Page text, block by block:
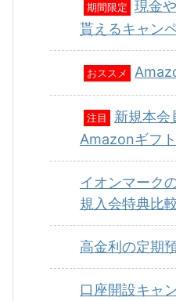
期間限定
現金
貰えるキャン
おススメ
注目
新規本会
Amazonギフ
イオンマーク
規入会特典比
高金利の定期
口座開設キャ